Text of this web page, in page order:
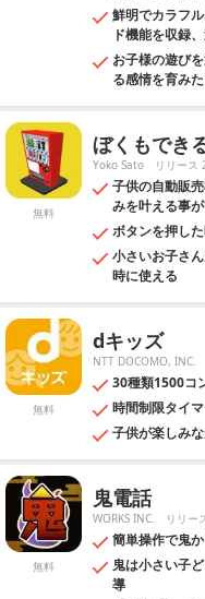
鮮明でカラフ
ド機能を収録
お子様の遊び
る感情を育み
無料
ぼくもでき
Yoko Sato リリー
子供の自動販
みを叶える事
ボタンを押し
小さいお子さ
時に使える
無料
dキッズ
NTT DOCOMO, INC.
30種類1500コ
時間制限タイ
子供が楽しみ
無料
鬼電話
WORKS INC. リリー
簡単操作で鬼
鬼は小さい子
導